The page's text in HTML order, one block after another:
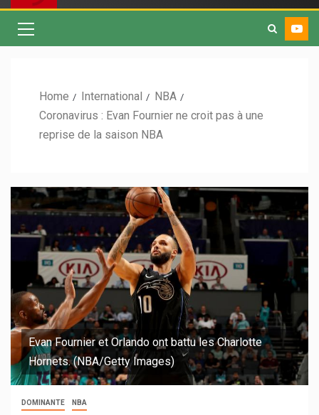
Home International
NBA
Coronavirus : Evan Fournier ne croit pas à une
reprise de la saison NBA
Evan Fournier et Orlando ont battu les Charlotte
Hornets. (NBA/Getty Images)
DOMINANTE NBA